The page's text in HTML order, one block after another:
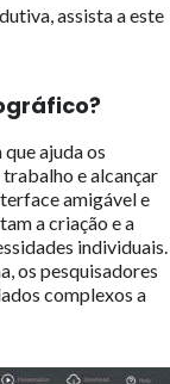
assista a este
ajuda os
e alcançar
amigável e
a criação e a
individuais.
os pesquisadores
complexos a